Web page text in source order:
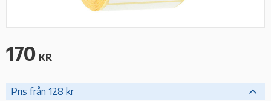
170 KR
Pris från 128 kr